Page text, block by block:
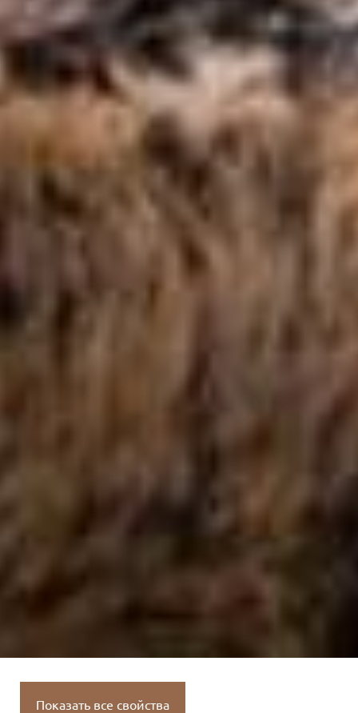
Показать все свойства